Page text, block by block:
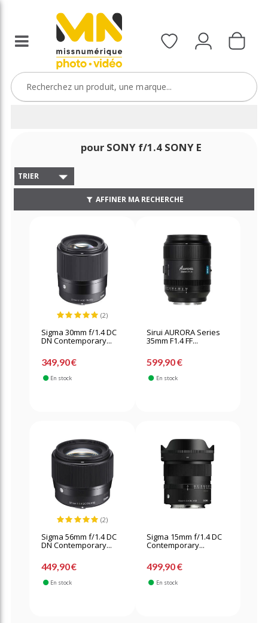
pour SONY f/1.4 SONY E
TRIER
AFFINER MA RECHERCHE
(2)
Sigma 30mm f/1.4 DC
DN Contemporary...
349,90 €
En stock
Sirui AURORA Series
35mm F1.4 FF...
599,90 €
En stock
(2)
Sigma 56mm f/1.4 DC
DN Contemporary...
449,90 €
En stock
Sigma 15mm f/1.4 DC
Contemporary...
499,90 €
En stock